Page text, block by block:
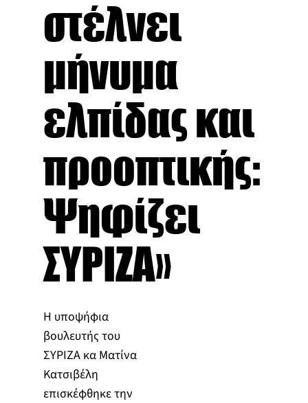
στέλνει
μήνυμα
ελπίδας και
προοπτικής:
Ψηφίζει
ΣΥΡΙΖΑ»
Η υποψήφια
βουλευτής του
ΣΥΡΙΖΑ κα Ματίνα
Κατσιβέλη
επισκέφθηκε την